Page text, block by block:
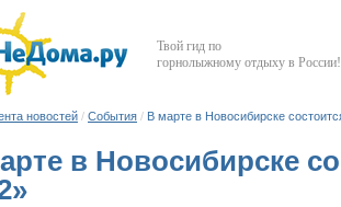
Твой гид по
горнолыжному отдыху в России!
новостей / События / В марте в Новосибирске
в Новосибирске